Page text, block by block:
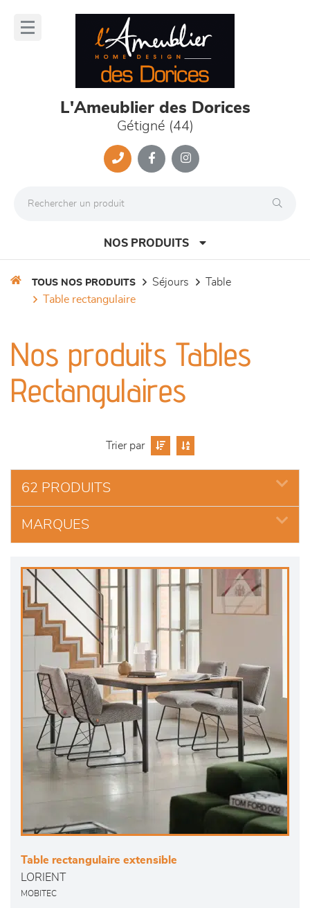
L'Ameublier des Dorices
Gétigné (44)
NOS PRODUITS
séjours
meubles de complément
literie
outdoor
TOUS NOS PRODUITS séjours
table
table rectangulaire
Nos produits Tables
Rectangulaires
Trier par
62 PRODUITS
MARQUES
Table rectangulaire extensible
LORIENT
MOBITEC